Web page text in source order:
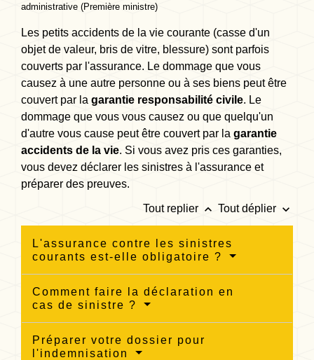
administrative (Première ministre)
Les petits accidents de la vie courante (casse d'un
objet de valeur, bris de vitre, blessure) sont parfois
couverts par l'assurance. Le dommage que vous
causez à une autre personne ou à ses biens peut être
couvert par la garantie responsabilité civile. Le
dommage que vous vous causez ou que quelqu'un
d'autre vous cause peut être couvert par la garantie
accidents de la vie. Si vous avez pris ces garanties,
vous devez déclarer les sinistres à l'assurance et
préparer des preuves.
Tout replier keyboard_arrow_up Tout déplier keyboard_arrow_down
L'assurance contre les sinistres
courants est-elle obligatoire ?
Comment faire la déclaration en
cas de sinistre ?
Préparer votre dossier pour
l'indemnisation